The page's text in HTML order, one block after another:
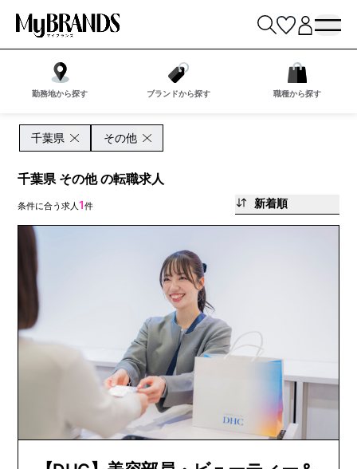
勤務地から探す ブランドから探す 職種から探す
千葉県 その他
千葉県 その他 の転職求人
条件に合う求人1件 新着順